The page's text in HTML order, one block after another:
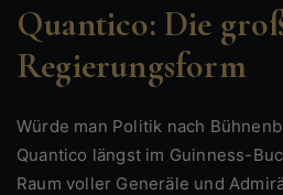
Quantico: Die
Regierungsform
Würde man Politik nach Bühnenbild bewerten, stünde
Quantico längst im Guinness-
Raum voller Generäle und